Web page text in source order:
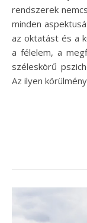
rendszerek
minden
az oktatást és a
a félelem, a
széleskörű
Az ilyen